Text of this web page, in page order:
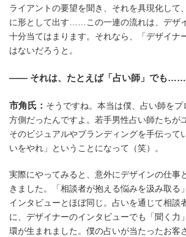
ライアントの要望を聞き、それを具現化して
に形として出す……この一連の流れは、デザ
十分当てはまります。それなら、「デザイナ
はないだろうと。
―― それは、たとえば「占い師」でも……
市角氏： そうですね。本当は僕、占い師を
方側だったんですよ。若手男性占い師たちが
そのビジュアルやブランディングを手伝って
いをやれ」ということになって（笑）。
実際にやってみると、意外にデザインの仕事
きました。「相談者が抱える悩みを汲み取る
インタビューとほぼ同じ。占いを通じて相談
に、デザイナーのインタビューでも「聞く力
環が生まれました。僕の占いが当たったお客